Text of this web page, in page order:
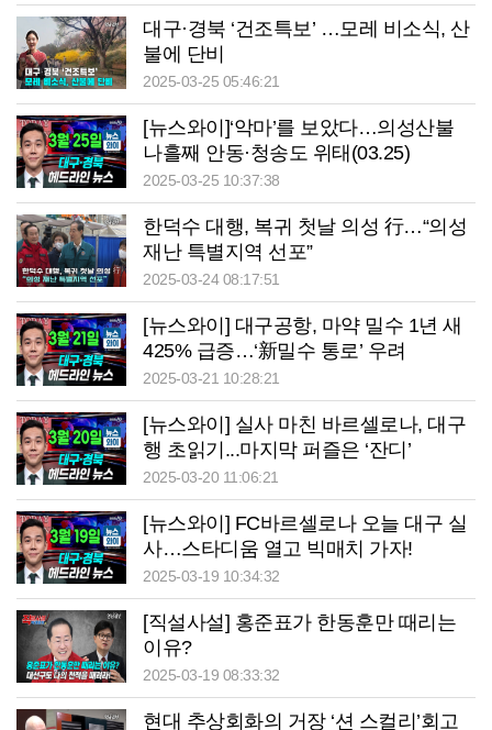
대구·경북 ‘건조특보’ …모레 비소식, 산
불에 단비
2025-03-25 05:46:21
[뉴스와이]‘악마’를 보았다…의성산불
나흘째 안동·청송도 위태(03.25)
2025-03-25 10:37:38
한덕수 대행, 복귀 첫날 의성 行…“의성
재난 특별지역 선포”
2025-03-24 08:17:51
[뉴스와이] 대구공항, 마약 밀수 1년 새
425% 급증…‘新밀수 통로’ 우려
2025-03-21 10:28:21
[뉴스와이] 실사 마친 바르셀로나, 대구
행 초읽기...마지막 퍼즐은 ‘잔디’
2025-03-20 11:06:21
[뉴스와이] FC바르셀로나 오늘 대구 실
사…스타디움 열고 빅매치 가자!
2025-03-19 10:34:32
[직설사설] 홍준표가 한동훈만 때리는
이유?
2025-03-19 08:33:32
현대 추상회화의 거장 ‘션 스컬리’회고